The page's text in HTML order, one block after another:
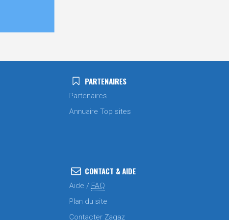
PARTENAIRES
Partenaires
Annuaire Top sites
CONTACT & AIDE
Aide / FAQ
Plan du site
Contacter Zagaz